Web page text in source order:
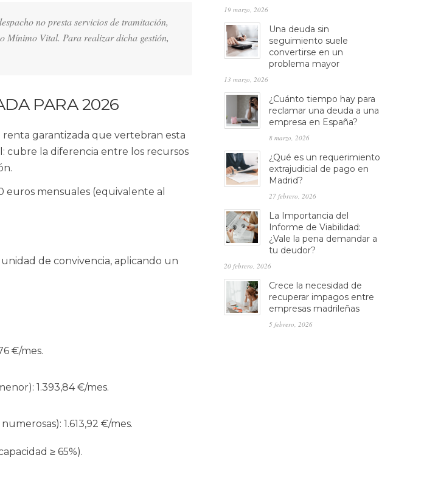
no presta servicios de tramitación,
Mínimo Vital. Para realizar dicha gestión,
PARA 2026
renta garantizada que vertebran esta
cubre la diferencia entre los recursos
euros mensuales (equivalente al
de convivencia, aplicando un
€/mes.
1.393,84 €/mes.
1.613,92 €/mes.
≥ 65%).
19 marzo, 2026
Una deuda sin
seguimiento suele
convertirse en un
problema mayor
13 marzo, 2026
¿Cuánto tiempo hay para
reclamar una deuda a una
empresa en España?
8 marzo, 2026
¿Qué es un requerimiento
extrajudicial de pago en
Madrid?
27 febrero, 2026
La Importancia del
Informe de Viabilidad:
¿Vale la pena demandar a
tu deudor?
20 febrero, 2026
Crece la necesidad de
recuperar impagos entre
empresas madrileñas
5 febrero, 2026